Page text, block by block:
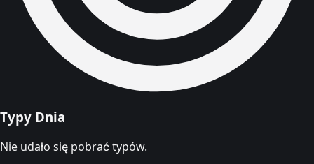
Typy Dnia
Nie udało się pobrać typów.